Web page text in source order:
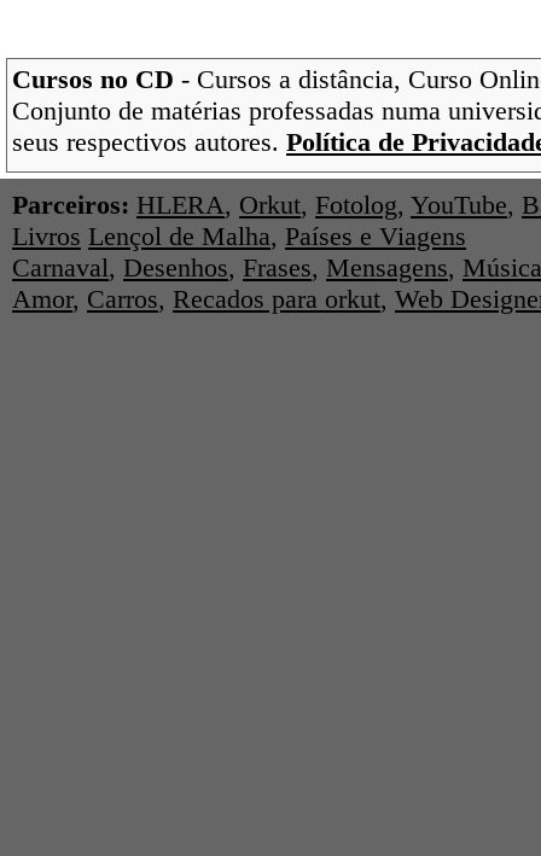
Cursos no CD - Cursos a distância, Curso
Conjunto de matérias professadas numa
seus respectivos autores. Política de
Parceiros: HLERA, Orkut, Fotolog, YouTube,
Livros Lençol de Malha, Países e Viagens
Carnaval, Desenhos, Frases, Mensagens,
Amor, Carros, Recados para orkut, Web